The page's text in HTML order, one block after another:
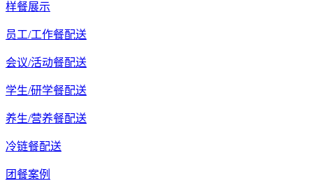
样餐展示
员工/工作餐配送
会议/活动餐配送
学生/研学餐配送
养生/营养餐配送
冷链餐配送
团餐案例